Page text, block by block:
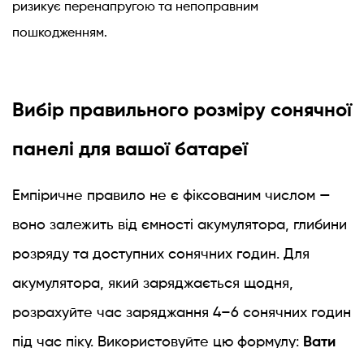
ризикує перенапругою та непоправним
пошкодженням.
Вибір правильного розміру сонячної
панелі для вашої батареї
Емпіричне правило не є фіксованим числом —
воно залежить від ємності акумулятора, глибини
розряду та доступних сонячних годин. Для
акумулятора, який заряджається щодня,
розрахуйте час заряджання 4–6 сонячних годин
під час піку. Використовуйте цю формулу: Вати